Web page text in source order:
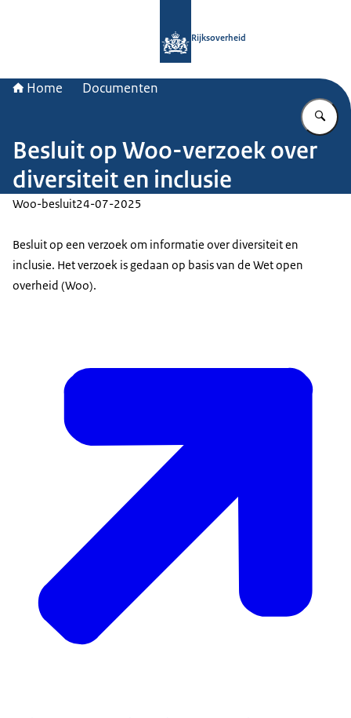
Rijksoverheid
Home Documenten
Besluit op Woo-verzoek over
diversiteit en inclusie
Woo-besluit24-07-2025
Besluit op een verzoek om informatie over diversiteit en
inclusie. Het verzoek is gedaan op basis van de Wet open
overheid (Woo).